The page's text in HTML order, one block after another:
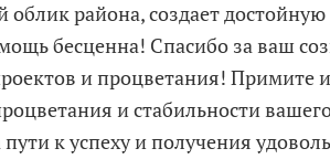
района, создает
бесценна! Спасибо за ваш
и процветания! Примите
и стабильности
пути к успеху и получения